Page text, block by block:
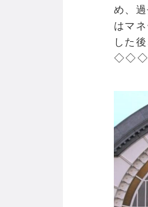
め、
はマ
した